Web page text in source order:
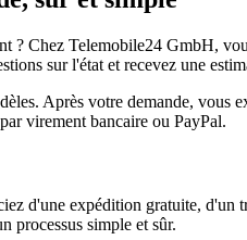
Chez Telemobile24 GmbH,
sur l'état et recevez une
Après votre demande, vous
virement bancaire ou PayPal.
d'une expédition gratuite,
processus simple et sûr.